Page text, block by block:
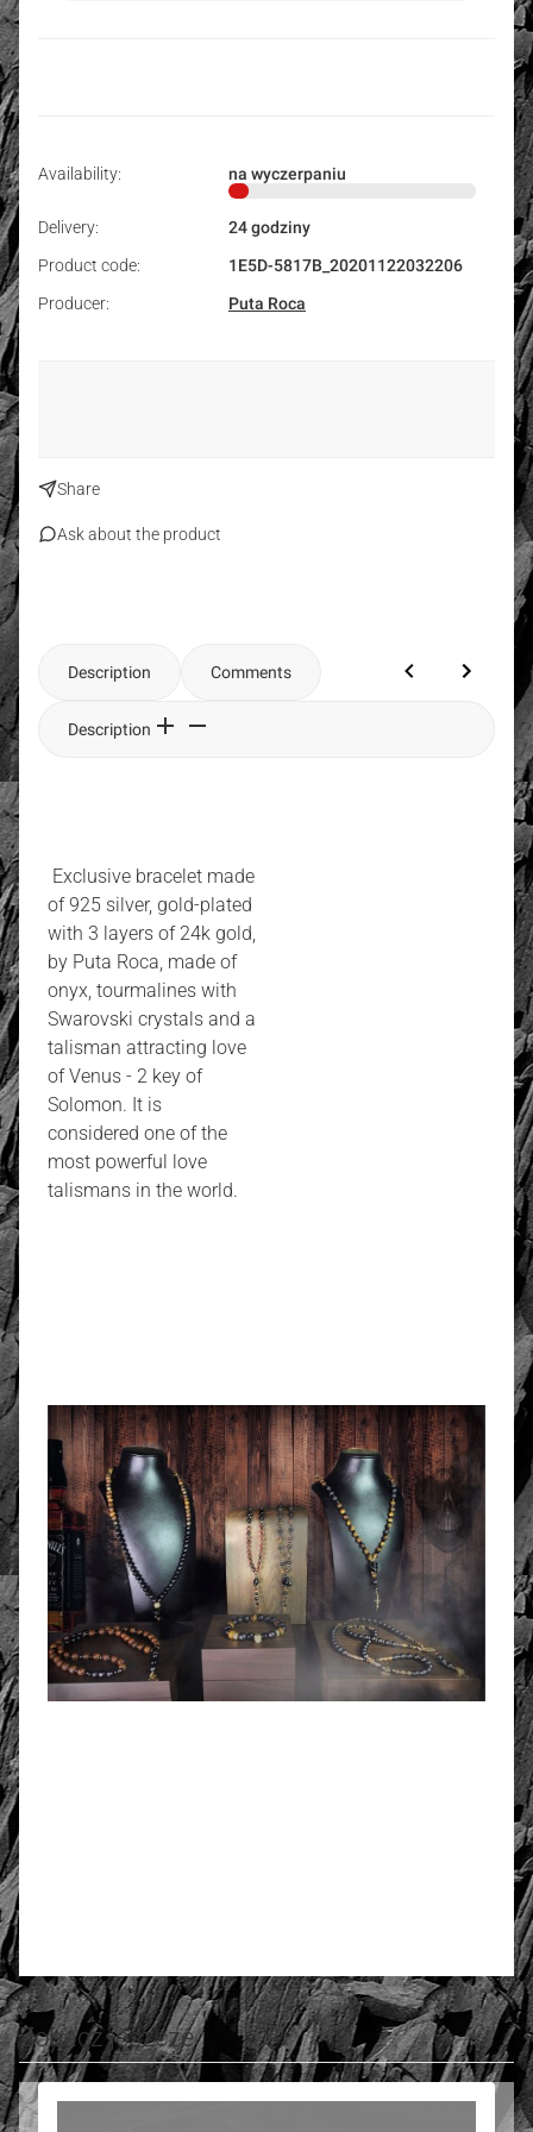
Availability: na wyczerpaniu
Delivery:
24 godziny
Product code:
1E5D-5817B_20201122032206
Producer:
Puta Roca
Share
Ask about the product
Description Comments
Description
Exclusive bracelet made
of 925 silver, gold-plated
with 3 layers of 24k gold,
by Puta Roca, made of
onyx, tourmalines with
Swarovski crystals and a
talisman attracting love
of Venus - 2 key of
Solomon. It is
considered one of the
most powerful love
talismans in the world.
Zobacz jeszcze